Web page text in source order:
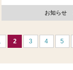
お知らせ
2 3 4 5